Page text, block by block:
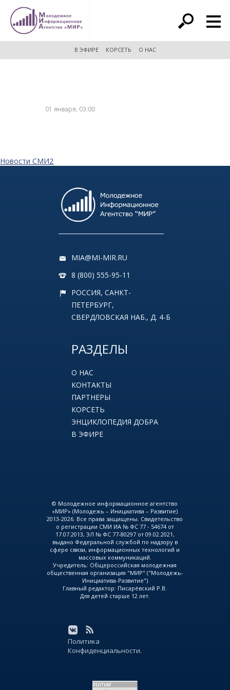
расширенный поиск
В ЭФИРЕ КОРСЕТЬ О НАС
01 января, 03:00
Новости СМИ2
MIA@MI-MIR.RU
8 (800) 555-95-11
РОССИЯ, САНКТ-
ПЕТЕРБУРГ,
СВЕРДЛОВСКАЯ НАБ., Д. 4-Б
РАЗДЕЛЫ
О НАС
КОНТАКТЫ
ПАРТНЕРЫ
КОРСЕТЬ
ЭНЦИКЛОПЕДИЯ ДОБРА
В ЭФИРЕ
© Молодежное информационное агентство
«МИР» (Молодежь – Инициатива – Развитие)
2013-2026. Все права защищены. Свидетельство
о регистрации СМИ ИА № ФС 77 - 54674 от
17.07.2013, ЭЛ № ФС 77-80297 от 09.02.2021,
выдано Федеральной службой по надзору в
сфере связи, информационных технологий и
массовых коммуникаций.
Учредитель: Общероссийская молодежная
общественная организация "МИР" ("Молодежь-
Инициатива-Развитие")
Главный редактор: Писарёвский Р.В.
Для детей старше 12 лет.
Политика
Конфиденциальности.